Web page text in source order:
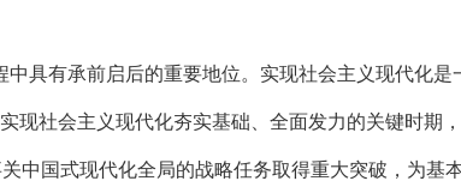
中具有承前启后的重要地位。实现社会主义现代化
现社会主义现代化夯实基础、全面发力的关键时期
中国式现代化全局的战略任务取得重大突破，为基